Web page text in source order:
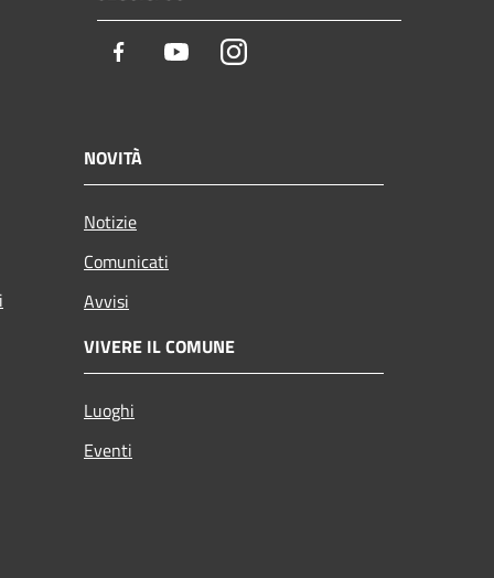
Facebook YoutubeInstagram
NOVITÀ
Notizie
Comunicati
Avvisi
VIVERE IL COMUNE
Luoghi
Eventi